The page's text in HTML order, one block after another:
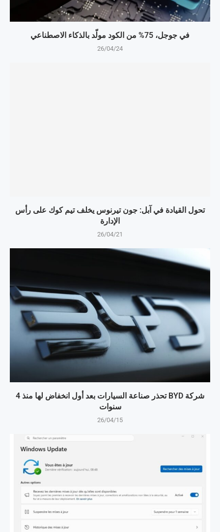
في جوجل، 75% من الكود مولّد بالذكاء الاصطناعي
26/04/24
تحول القيادة في آبل: جون تيرنوس يخلف تيم كوك على رأس
الإدارة
26/04/21
شركة BYD تحذر صناعة السيارات بعد أول انخفاض لها منذ 4
سنوات
26/04/15